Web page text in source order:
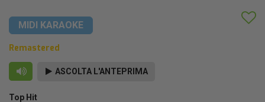
MIDI KARAOKE
Remastered
ASCOLTA L'ANTEPRIMA
Top Hit